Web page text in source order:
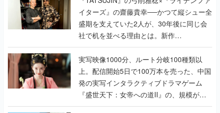
イターズ』の齋藤貴幸──かつて縦シュー全
盛期を支えていた2人が、30年後に同じ会
社で机を並べる理由とは。新作
『TATSUJIN EXTREME』で初タッグを組
んだレジェンド2人に訊く開発秘話
実写映像1000分、ルート分岐100種類以
上。配信開始5日で100万本を売った、中国
発の実写インタラクティブドラマゲーム
『盛世天下：女帝への道II』の、規模が違
うこだわりをプロデューサーに聞いた